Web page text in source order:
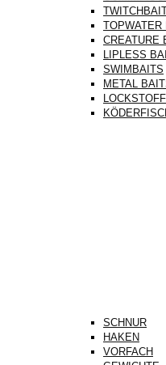
TOPWATER
CREATURE
LIPLESS
SWIMBAITS
METAL
SCHNUR
HAKEN
VORFACH